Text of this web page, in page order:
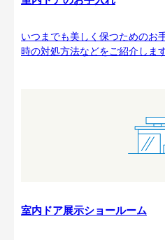
いつまでも美しく保つためのお
時の対処方法などをご紹介します
室内ドア展示ショールーム